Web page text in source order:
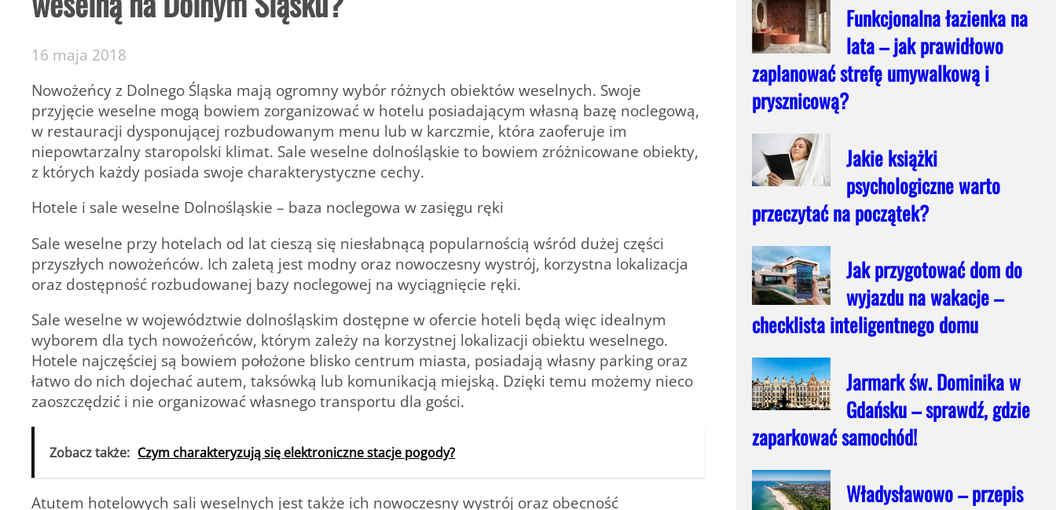
16 maja 2018
Nowożeńcy z Dolnego Śląska mają ogromny wybór różnych obiektów weselnych. Swoje
przyjęcie weselne mogą bowiem zorganizować w hotelu posiadającym własną bazę noclegową,
w restauracji dysponującej rozbudowanym menu lub w karczmie, która zaoferuje im
niepowtarzalny staropolski klimat. Sale weselne dolnośląskie to bowiem zróżnicowane obiekty,
z których każdy posiada swoje charakterystyczne cechy.
Hotele i sale weselne Dolnośląskie – baza noclegowa w zasięgu ręki
Sale weselne przy hotelach od lat cieszą się niesłabnącą popularnością wśród dużej części
przyszłych nowożeńców. Ich zaletą jest modny oraz nowoczesny wystrój, korzystna lokalizacja
oraz dostępność rozbudowanej bazy noclegowej na wyciągnięcie ręki.
Sale weselne w województwie dolnośląskim dostępne w ofercie hoteli będą więc idealnym
wyborem dla tych nowożeńców, którym zależy na korzystnej lokalizacji obiektu weselnego.
Hotele najczęściej są bowiem położone blisko centrum miasta, posiadają własny parking oraz
łatwo do nich dojechać autem, taksówką lub komunikacją miejską. Dzięki temu możemy nieco
zaoszczędzić i nie organizować własnego transportu dla gości.
Zobacz także: Czym charakteryzują się elektroniczne stacje pogody?
Atutem hotelowych sali weselnych jest także ich nowoczesny wystrój oraz obecność
Funkcjonalna łazienka na
lata – jak prawidłowo
zaplanować strefę umywalkową i
prysznicową?
Jakie książki
psychologiczne warto
przeczytać na początek?
Jak przygotować dom do
wyjazdu na wakacje –
checklista inteligentnego domu
Jarmark św. Dominika w
Gdańsku – sprawdź, gdzie
zaparkować samochód!
Władysławowo – przepis